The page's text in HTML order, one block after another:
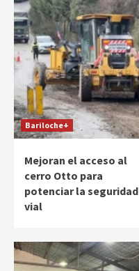
Bariloche+
Mejoran el acceso al
cerro Otto para
potenciar la seguridad
vial